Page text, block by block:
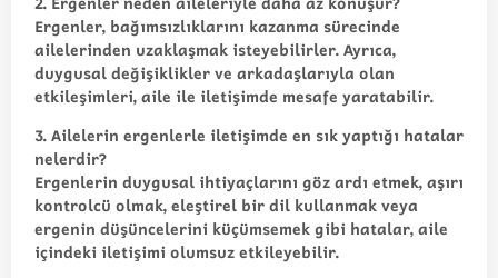
Ergenler, bağımsızlıklarını kazanma sürecinde
ailelerinden uzaklaşmak isteyebilirler. Ayrıca,
duygusal değişiklikler ve arkadaşlarıyla olan
etkileşimleri, aile ile iletişimde mesafe yaratabilir.
3. Ailelerin ergenlerle iletişimde en sık yaptığı hatalar
nelerdir?
Ergenlerin duygusal ihtiyaçlarını göz ardı etmek, aşırı
kontrolcü olmak, eleştirel bir dil kullanmak veya
ergenin düşüncelerini küçümsemek gibi hatalar, aile
içindeki iletişimi olumsuz etkileyebilir.